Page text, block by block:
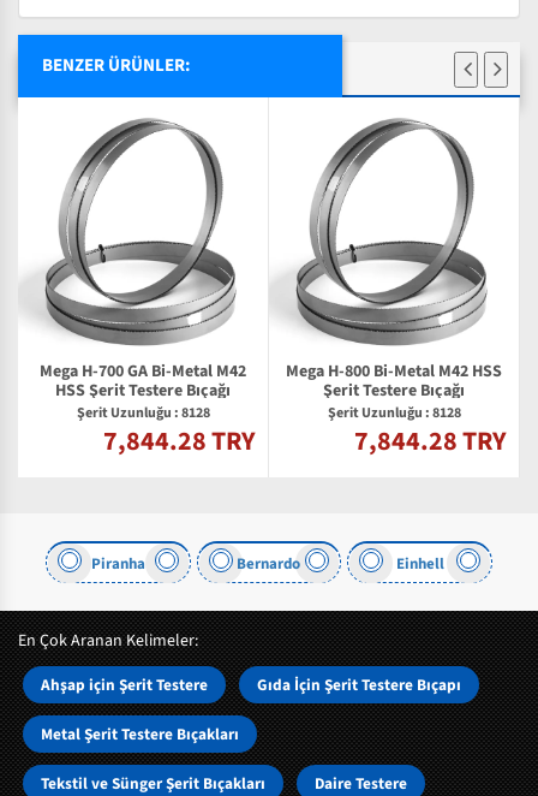
BENZER ÜRÜNLER:
Mega H-700 GA Bi-Metal M42
HSS Şerit Testere Bıçağı
Şerit Uzunluğu : 8128
7,844.28 TRY
Mega H-800 Bi-Metal M42 HSS
Şerit Testere Bıçağı
Şerit Uzunluğu : 8128
7,844.28 TRY
Piranha Bernardo Einhell
En Çok Aranan Kelimeler:
Ahşap için Şerit Testere Gıda İçin Şerit Testere Bıçapı
Metal Şerit Testere Bıçakları
Tekstil ve Sünger Şerit Bıçakları Daire Testere